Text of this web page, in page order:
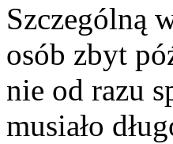
Szczególną
osób zbyt
nie od razu
musiało